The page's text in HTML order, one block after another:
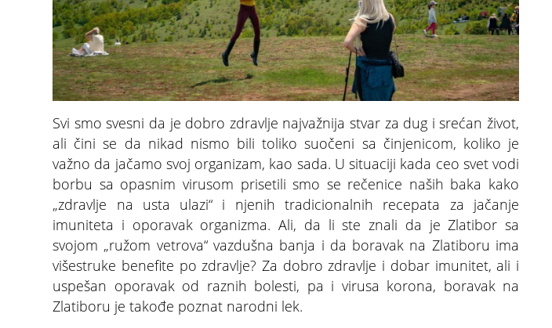
Svi smo svesni da je dobro zdravlje najvažnija stvar za dug i srećan život,
ali čini se da nikad nismo bili toliko suočeni sa činjenicom, koliko je
važno da jačamo svoj organizam, kao sada. U situaciji kada ceo svet vodi
borbu sa opasnim virusom prisetili smo se rečenice naših baka kako
„zdravlje na usta ulazi“ i njenih tradicionalnih recepata za jačanje
imuniteta i oporavak organizma. Ali, da li ste znali da je Zlatibor sa
svojom „ružom vetrova“ vazdušna banja i da boravak na Zlatiboru ima
višestruke benefite po zdravlje? Za dobro zdravlje i dobar imunitet, ali i
uspešan oporavak od raznih bolesti, pa i virusa korona, boravak na
Zlatiboru je takođe poznat narodni lek.